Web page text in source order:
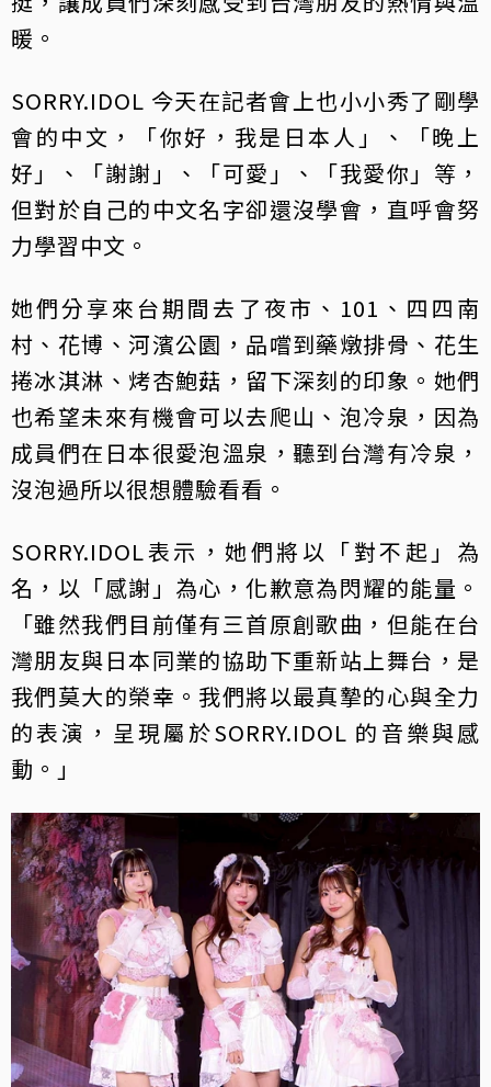
暖。
SORRY.IDOL 今天在記者會上也小小秀了剛學
會的中文，「你好，我是日本人」、「晚上
好」、「謝謝」、「可愛」、「我愛你」等，
但對於自己的中文名字卻還沒學會，直呼會努
力學習中文。
她們分享來台期間去了夜市、101、四四南
村、花博、河濱公園，品嚐到藥燉排骨、花生
捲冰淇淋、烤杏鮑菇，留下深刻的印象。她們
也希望未來有機會可以去爬山、泡冷泉，因為
成員們在日本很愛泡溫泉，聽到台灣有冷泉，
沒泡過所以很想體驗看看。
SORRY.IDOL表示，她們將以「對不起」為
名，以「感謝」為心，化歉意為閃耀的能量。
「雖然我們目前僅有三首原創歌曲，但能在台
灣朋友與日本同業的協助下重新站上舞台，是
我們莫大的榮幸。我們將以最真摯的心與全力
的表演，呈現屬於SORRY.IDOL 的音樂與感
動。」